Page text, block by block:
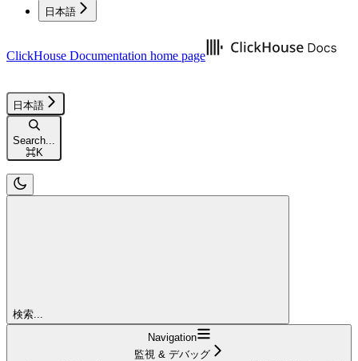
日本語
ClickHouse Documentation home page
日本語
Search...
⌘K
検索...
Navigation
監視 & デバッグ